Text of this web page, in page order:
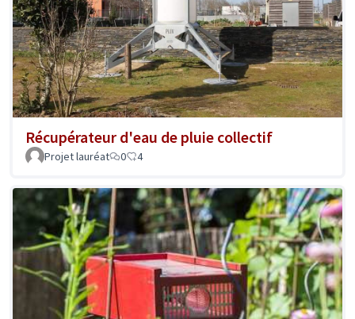
Récupérateur d'eau de pluie collectif
Projet lauréat 0 4